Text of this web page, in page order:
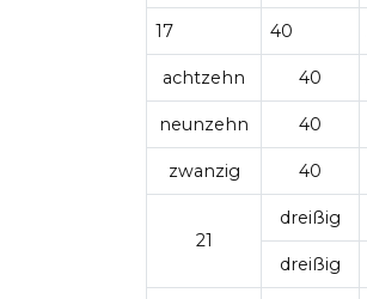
17 40
achtzehn 40
neunzehn 40
zwanzig 40
21
dreißig
dreißig